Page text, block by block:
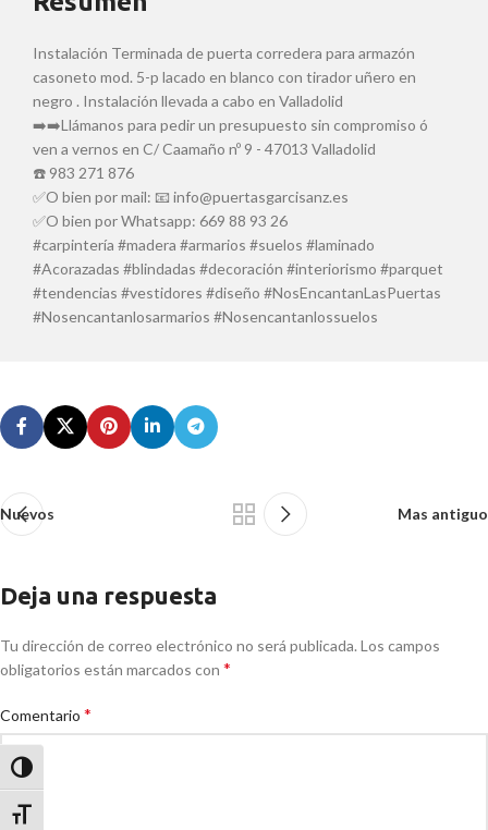
Alternar alto contraste
Alternar tamaño de letra
Instalación Terminada de puerta corredera para armazón
casoneto mod. 5-p lacado en blanco con tirador uñero en
negro . Instalación llevada a cabo en Valladolid
➡️➡️Llámanos para pedir un presupuesto sin compromiso ó
ven a vernos en C/ Caamaño nº 9 - 47013 Valladolid
☎️ 983 271 876
✅O bien por mail: 📧 info@puertasgarcisanz.es
✅O bien por Whatsapp: 669 88 93 26
#carpintería #madera #armarios #suelos #laminado
#Acorazadas #blindadas #decoración #interiorismo #parquet
#tendencias #vestidores #diseño #NosEncantanLasPuertas
#Nosencantanlosarmarios #Nosencantanlossuelos
Nuevos Mas antiguo
Deja una respuesta
Tu dirección de correo electrónico no será publicada. Los campos
obligatorios están marcados con *
Comentario *